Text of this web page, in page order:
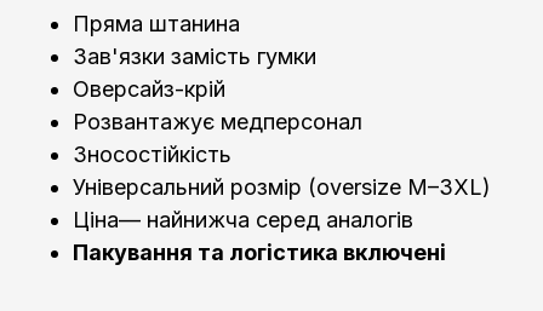
Пряма штанина
Зав'язки замість гумки
Оверсайз-крій
Розвантажує медперсонал
Зносостійкість
Універсальний розмір (oversize M–3XL)
Ціна— найнижча серед аналогів
Пакування та логістика включені